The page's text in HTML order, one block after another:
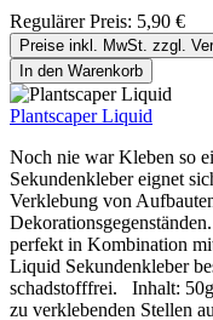
Regulärer Preis: 5,90 €
Preise inkl. MwSt. zzgl.
In den Warenkorb
Plantscaper Liquid
Noch nie war Kleben so
Sekundenkleber eignet
Verklebung von
perfekt in Kombination
Liquid Sekundenkleber
schadstofffrei. Inhalt:
zu verklebenden Stellen